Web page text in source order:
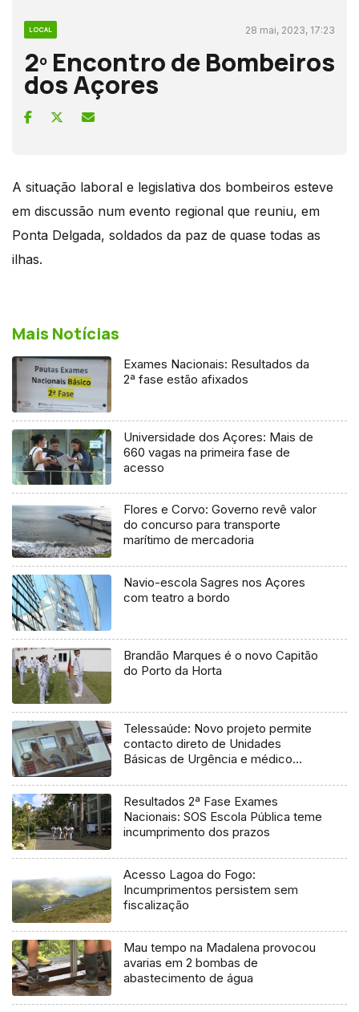
LOCAL 28 mai, 2023, 17:23
2º Encontro de Bombeiros
dos Açores
A situação laboral e legislativa dos bombeiros esteve
em discussão num evento regional que reuniu, em
Ponta Delgada, soldados da paz de quase todas as
ilhas.
Mais Notícias
Exames Nacionais: Resultados da
2ª fase estão afixados
Universidade dos Açores: Mais de
660 vagas na primeira fase de
acesso
Flores e Corvo: Governo revê valor
do concurso para transporte
marítimo de mercadoria
Navio-escola Sagres nos Açores
com teatro a bordo
Brandão Marques é o novo Capitão
do Porto da Horta
Telessaúde: Novo projeto permite
contacto direto de Unidades
Básicas de Urgência e médico
Resultados 2ª Fase Exames
Nacionais: SOS Escola Pública teme
incumprimento dos prazos
Acesso Lagoa do Fogo:
Incumprimentos persistem sem
fiscalização
Mau tempo na Madalena provocou
avarias em 2 bombas de
abastecimento de água